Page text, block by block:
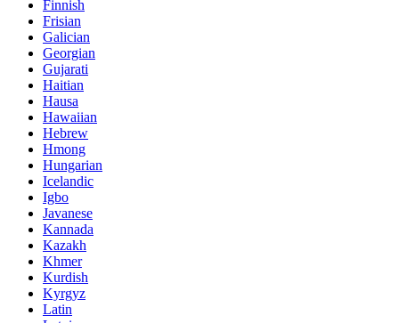
Finnish
Frisian
Galician
Georgian
Gujarati
Haitian
Hausa
Hawaiian
Hebrew
Hmong
Hungarian
Icelandic
Igbo
Javanese
Kannada
Kazakh
Khmer
Kurdish
Kyrgyz
Latin